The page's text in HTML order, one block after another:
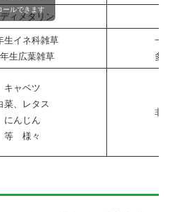
ィメタリン
生イネ科雑草
生広葉雑草
一
多
キャベツ
菜、レタス
にんじん
等 様々
非
ールできます